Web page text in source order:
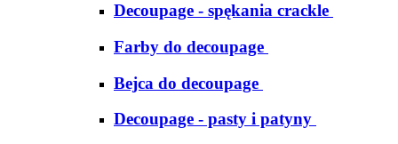
Decoupage - spękania crackle
Farby do decoupage
Bejca do decoupage
Decoupage - pasty i patyny